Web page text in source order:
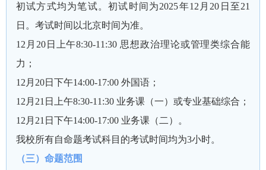
初试方式均为笔试。初试时间为2025年12月20日至21
日。考试时间以北京时间为准。
12月20日上午8:30-11:30 思想政治理论或管理类综合能
力；
12月20日下午14:00-17:00 外国语；
12月21日上午8:30-11:30 业务课（一）或专业基础综合；
12月21日下午14:00-17:00 业务课（二）。
我校所有自命题考试科目的考试时间均为3小时。
（三）命题范围